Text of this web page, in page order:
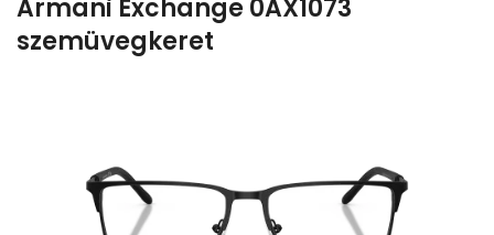
Armani Exchange 0AX1073
szemüvegkeret